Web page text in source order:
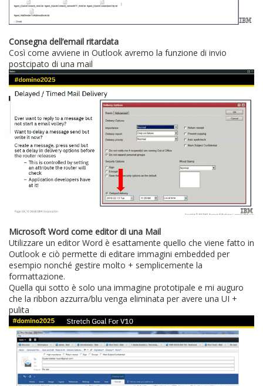
Consegna dell’email ritardata
Così come avviene in Outlook avremo la funzione di invio
postcipato di una mail
Microsoft Word come editor di una Mail
Utilizzare un editor Word è esattamente quello che viene fatto in
Outlook e ciò permette di editare immagini embedded per
esempio nonché gestire molto + semplicemente la
formattazione.
Quella qui sotto è solo una immagine prototipale e mi auguro
che la ribbon azzurra/blu venga eliminata per avere una UI +
pulita